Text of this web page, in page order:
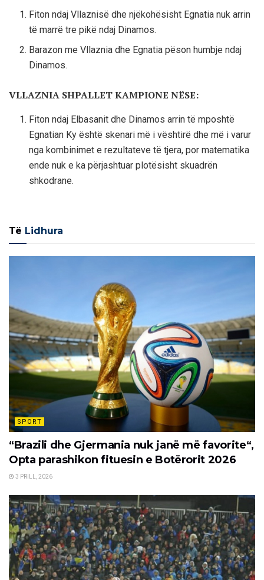
Fiton ndaj Vllaznisë dhe njëkohësisht Egnatia nuk arrin
të marrë tre pikë ndaj Dinamos.
Barazon me Vllaznia dhe Egnatia pëson humbje ndaj
Dinamos.
VLLAZNIA SHPALLET KAMPIONE NËSE:
Fiton ndaj Elbasanit dhe Dinamos arrin të mposhtë
Egnatian Ky është skenari më i vështirë dhe më i varur
nga kombinimet e rezultateve të tjera, por matematika
ende nuk e ka përjashtuar plotësisht skuadrën
shkodrane.
Të Lidhura
SPORT
“Brazili dhe Gjermania nuk janë më favorite“,
Opta parashikon fituesin e Botërorit 2026
3 PRILL, 2026